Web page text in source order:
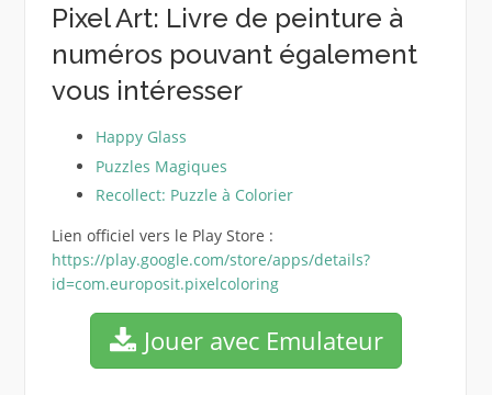
Pixel Art: Livre de peinture à
numéros pouvant également
vous intéresser
Happy Glass
Puzzles Magiques
Recollect: Puzzle à Colorier
Lien officiel vers le Play Store :
https://play.google.com/store/apps/details?
id=com.europosit.pixelcoloring
Jouer avec Emulateur